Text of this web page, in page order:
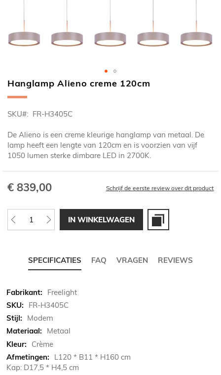
Ga
naar
begin
de
afbeeldingen-
gallerij
Hanglamp Alieno creme 120cm
SKU FR-H3405C
De Alieno is een creme kleurige hanglamp van metaal. De
lamp heeft een lengte van 120cm en is voorzien van vijf
1050 lumen sterke dimbare LED in 2700K.
€ 839,00 Schrijf de eerste review over dit product
IN WINKELWAGEN
SPECIFICATIES FAQ VRAGEN REVIEWS
Meer
informatie
Freelight
FR-H3405C
Modern
Metaal
Crème
L120 * B11 * H160 cm
Kap: D17,5 * H4,5 cm